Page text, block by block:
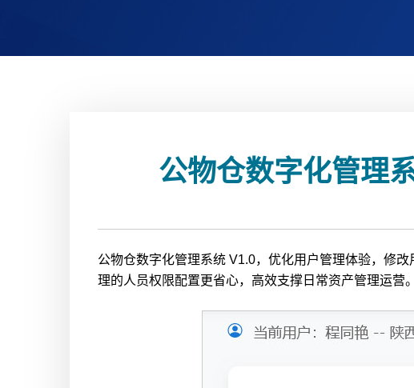
公物仓数字化管理
公物仓数字化管理系统 V1.0，优化用户管理体验，修
理的人员权限配置更省心，高效支撑日常资产管理运营。